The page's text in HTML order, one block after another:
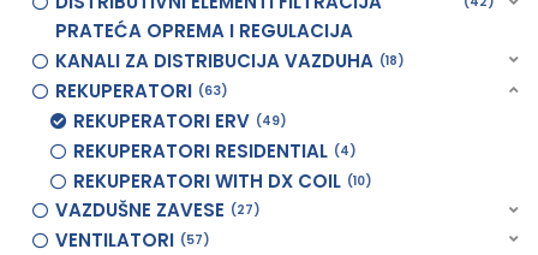
PRATEĆA OPREMA I REGULACIJA
KANALI ZA DISTRIBUCIJA VAZDUHA 18
REKUPERATORI 63
REKUPERATORI ERV 49
REKUPERATORI RESIDENTIAL 4
REKUPERATORI WITH DX COIL 10
VAZDUŠNE ZAVESE 27
VENTILATORI 57